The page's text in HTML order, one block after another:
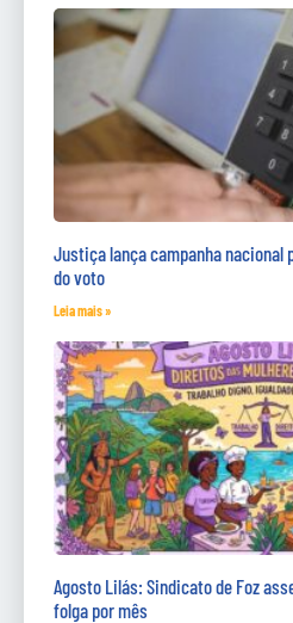
Justiça lança campanha nacional
do voto
Leia mais »
Agosto Lilás: Sindicato de Foz
folga por mês